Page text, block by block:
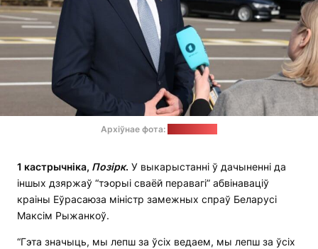
Архіўнае фота:
1 кастрычніка, Позірк. У выкарыстанні ў дачыненні да
іншых дзяржаў “тэорыі сваёй перавагі” абвінаваціў
краіны Еўрасаюза міністр замежных спраў Беларусі
Максім Рыжанкоў.
“Гэта значыць, мы лепш за ўсіх ведаем, мы лепш за ўсіх